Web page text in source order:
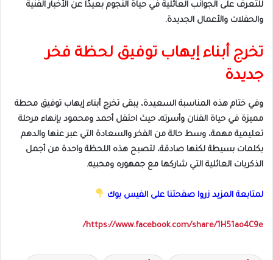
للتعرف على الجوانب العائلية في حياة النجوم بعيدًا عن الأخبار الفنية
والحفلات والأعمال الجديدة.
تخرج أبناء إيهاب توفيق لحظة فخر
جديدة
وفي ختام هذه المناسبة السعيدة، يبقى تخرج أبناء إيهاب توفيق محطة
مميزة في حياة الفنان وأسرته، حيث احتفل أحمد ومحمود بإنهاء مرحلة
تعليمية مهمة، وسط حالة من الفخر والسعادة التي عبر عنها والدهم
بكلمات بسيطة لكنها صادقة، لتصبح هذه اللحظة واحدة من أجمل
الذكريات العائلية التي شاركها مع جمهوره ومحبيه.
لمتابعة المزيد زروا صفحتنا على الفيس بوك
https://www.facebook.com/share/1H51ao4C9e/